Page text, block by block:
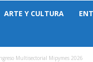
ARTE Y CULTURA
Multisectorial Mipymes 2026